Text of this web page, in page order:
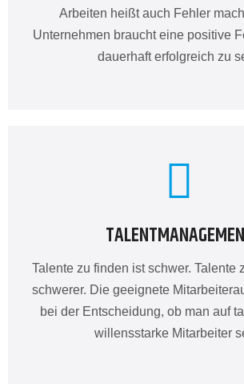
Arbeiten heißt auch Fehler
Unternehmen braucht eine positive
dauerhaft erfolgreich zu
Talente zu finden ist schwer. Talente
schwerer. Die geeignete
bei der Entscheidung, ob man auf
willensstarke Mitarbeiter